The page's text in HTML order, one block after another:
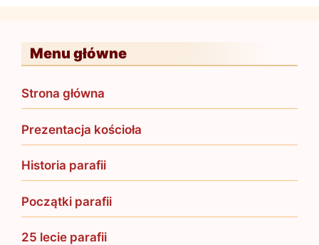
Menu główne
Strona główna
Prezentacja kościoła
Historia parafii
Początki parafii
25 lecie parafii